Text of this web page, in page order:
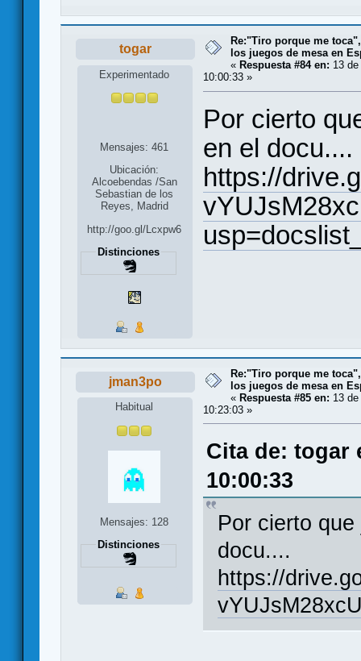
togar
Experimentado
Mensajes: 461
Ubicación:
Alcoebendas /San
Sebastian de los
Reyes, Madrid
http://goo.gl/Lcxpw6
Distinciones
Re:"Tiro porque me
los juegos de mesa en
« Respuesta #84 en: 13
10:00:33 »
Por cierto
en el docu....
https://
jman3po
Habitual
Mensajes: 128
Distinciones
Re:"Tiro porque me
los juegos de mesa en
« Respuesta #85 en: 13
10:23:03 »
Cita de: togar
10:00:33
Por cierto
docu....
https://